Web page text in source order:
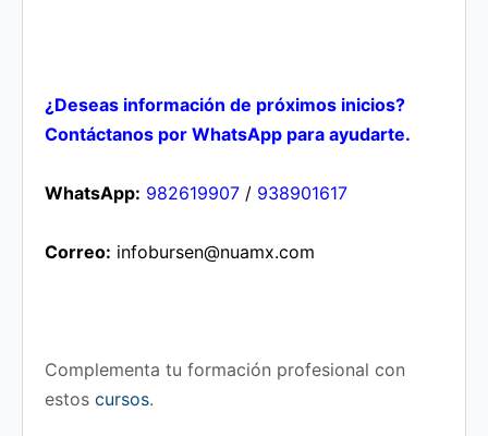
¿Deseas información de próximos inicios?
Contáctanos por WhatsApp para ayudarte.
WhatsApp: 982619907 / 938901617
Correo: infobursen@nuamx.com
Complementa tu formación profesional con
estos cursos.